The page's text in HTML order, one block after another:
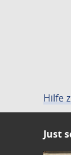
Hilfe
Just